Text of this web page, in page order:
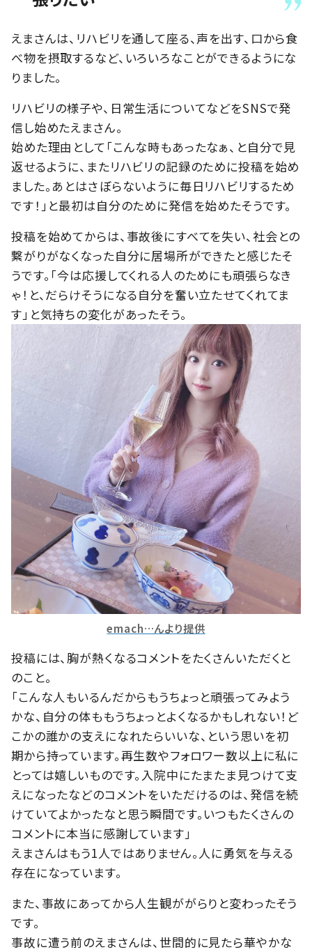
えまさんは、リハビリを通して座る、声を出す、口から食
べ物を摂取するなど、いろいろなことができるようにな
りました。
リハビリの様子や、日常生活についてなどをSNSで発
信し始めたえまさん。
始めた理由として「こんな時もあったなぁ、と自分で見
返せるように、またリハビリの記録のために投稿を始め
ました。あとはさぼらないように毎日リハビリするため
です！」と最初は自分のために発信を始めたそうです。
投稿を始めてからは、事故後にすべてを失い、社会との
繋がりがなくなった自分に居場所ができたと感じたそ
うです。「今は応援してくれる人のためにも頑張らなき
ゃ！と、だらけそうになる自分を奮い立たせてくれてま
す」と気持ちの変化があったそう。
emach…んより提供
投稿には、胸が熱くなるコメントをたくさんいただくと
のこと。
「こんな人もいるんだからもうちょっと頑張ってみよう
かな、自分の体ももうちょっとよくなるかもしれない！ど
こかの誰かの支えになれたらいいな、という思いを初
期から持っています。再生数やフォロワー数以上に私に
とっては嬉しいものです。入院中にたまたま見つけて支
えになったなどのコメントをいただけるのは、発信を続
けていてよかったなと思う瞬間です。いつもたくさんの
コメントに本当に感謝しています」
えまさんはもう1人ではありません。人に勇気を与える
存在になっています。
また、事故にあってから人生観ががらりと変わったそう
です。
事故に遭う前のえまさんは、世間的に見たら華やかな